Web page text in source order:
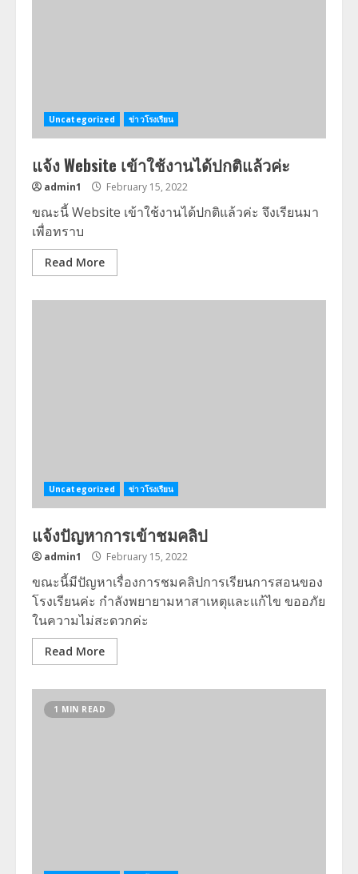
Uncategorized ข่าวโรงเรียน
แจ้ง Website เข้าใช้งานได้ปกติแล้วค่ะ
admin1 February 15, 2022
ขณะนี้ Website เข้าใช้งานได้ปกติแล้วค่ะ จึงเรียนมา
เพื่อทราบ
Read More
Uncategorized ข่าวโรงเรียน
แจ้งปัญหาการเข้าชมคลิป
admin1 February 15, 2022
ขณะนี้มีปัญหาเรื่องการชมคลิปการเรียนการสอนของ
โรงเรียนค่ะ กำลังพยายามหาสาเหตุและแก้ไข ขออภัย
ในความไม่สะดวกค่ะ
Read More
1 MIN READ